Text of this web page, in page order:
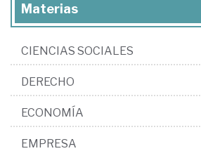
Materias
CIENCIAS SOCIALES
DERECHO
ECONOMÍA
EMPRESA